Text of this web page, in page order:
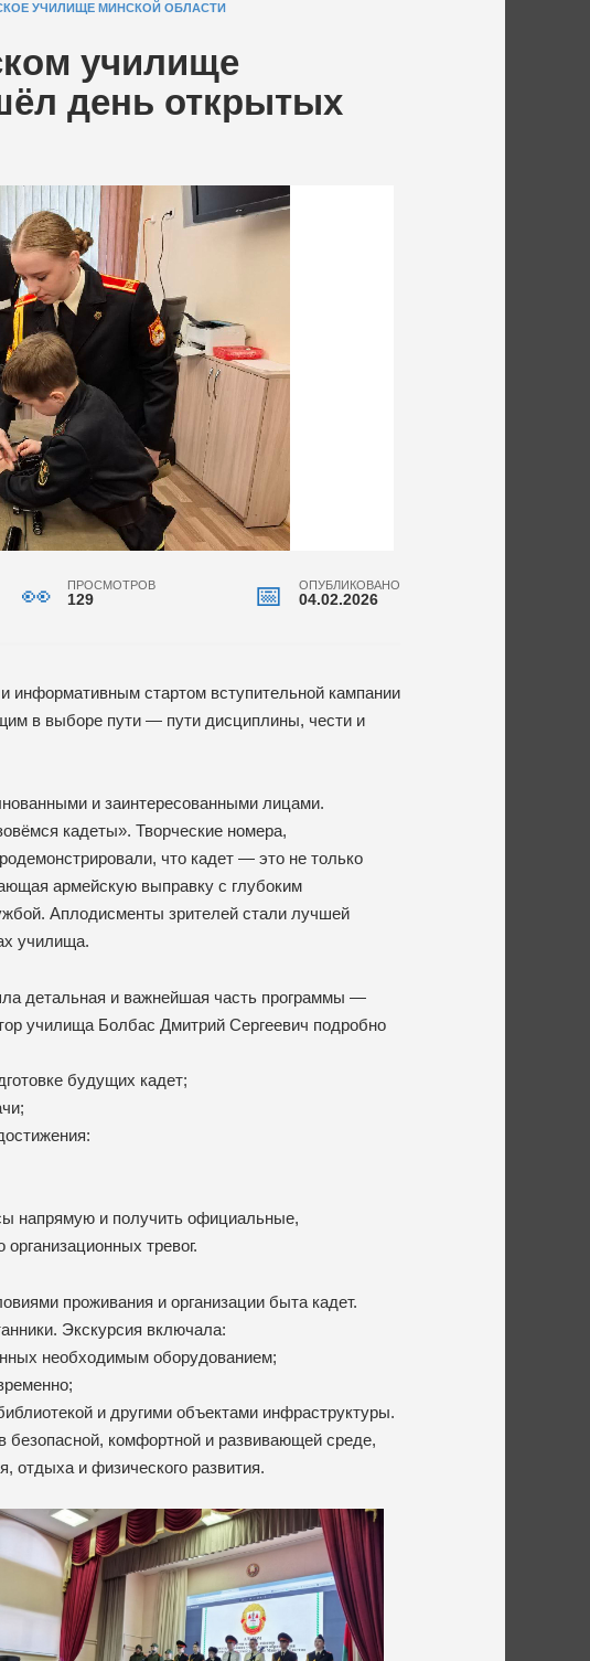
УЧИЛИЩЕ МИНСКОЙ ОБЛАСТИ
училище
день открытых
ПРОСМОТРОВ
129
ОПУБЛИКОВАНО
04.02.2026
информативным стартом вступительной кампании
в выборе пути — пути дисциплины, чести и
и заинтересованными лицами.
кадеты». Творческие номера,
что кадет — это не только
армейскую выправку с глубоким
Аплодисменты зрителей стали лучшей
училища.
детальная и важнейшая часть программы —
училища Болбас Дмитрий Сергеевич подробно
будущих кадет;
напрямую и получить официальные,
тревог.
проживания и организации быта кадет.
Экскурсия включала:
необходимым оборудованием;
и другими объектами инфраструктуры.
безопасной, комфортной и развивающей среде,
отдыха и физического развития.